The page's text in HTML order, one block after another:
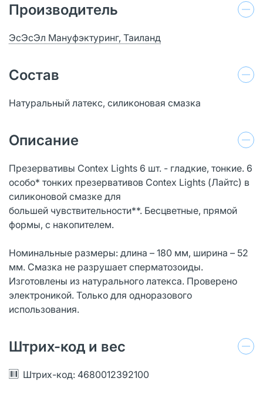
Производитель
ЭсЭсЭл Мануфэктуринг, Таиланд
Состав
Натуральный латекс, силиконовая смазка
Описание
Презервативы Сontex Lights 6 шт. - гладкие, тонкие. 6
особо* тонких презервативов Contex Lights (Лайтс) в
силиконовой смазке для
большей чувствительности**. Бесцветные, прямой
формы, с накопителем.
Номинальные размеры: длина – 180 мм, ширина – 52
мм. Смазка не разрушает сперматозоиды.
Изготовлены из натурального латекса. Проверено
электроникой. Только для одноразового
использования.
Штрих-код и вес
Штрих-код: 4680012392100